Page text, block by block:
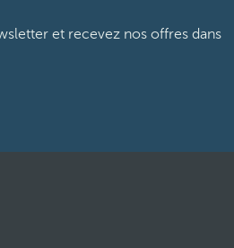
et recevez nos offres dans